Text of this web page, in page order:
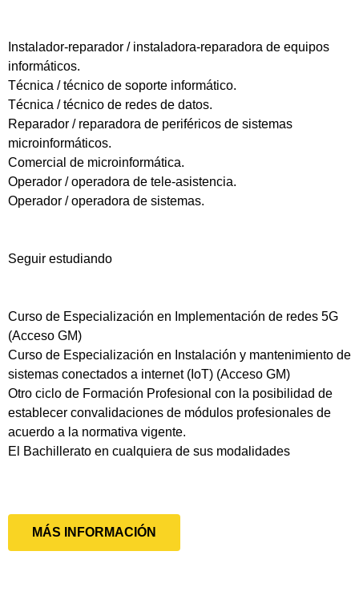
Instalador-reparador / instaladora-reparadora de equipos
informáticos.
Técnica / técnico de soporte informático.
Técnica / técnico de redes de datos.
Reparador / reparadora de periféricos de sistemas
microinformáticos.
Comercial de microinformática.
Operador / operadora de tele-asistencia.
Operador / operadora de sistemas.
Seguir estudiando
Curso de Especialización en Implementación de redes 5G
(Acceso GM)
Curso de Especialización en Instalación y mantenimiento de
sistemas conectados a internet (IoT) (Acceso GM)
Otro ciclo de Formación Profesional con la posibilidad de
establecer convalidaciones de módulos profesionales de
acuerdo a la normativa vigente.
El Bachillerato en cualquiera de sus modalidades
MÁS INFORMACIÓN